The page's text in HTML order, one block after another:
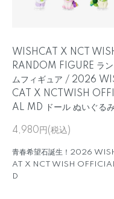
WISHCAT X NCT
RANDOM FIGURE ラ
ムフィギュア / 2026
CAT X NCTWISH
AL MD ドール ぬいぐるみ
4,980円(税込)
青春希望石誕生！2026
AT X NCT WISH
D